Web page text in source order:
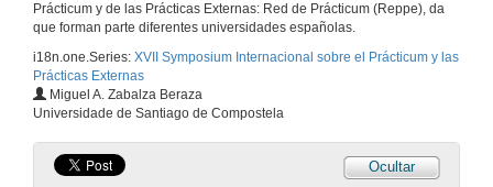
Prácticum y de las Prácticas Externas: Red de Prácticum (Reppe), da
que forman parte diferentes universidades españolas.
i18n.one.Series: XVII Symposium Internacional sobre el Prácticum y las
Prácticas Externas
Miguel A. Zabalza Beraza
Universidade de Santiago de Compostela
Ocultar
5 de xul. de 2023